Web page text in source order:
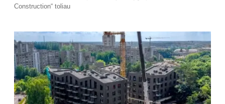
Construction“ toliau